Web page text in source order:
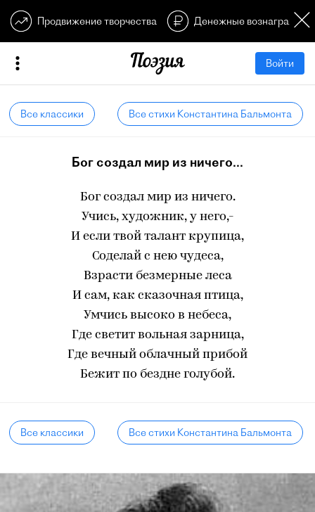
Продвижение творчества Денежные
Войти
Все классики Все стихи Константина Бальмонта
Бог создал мир из ничего...
Бог создал мир из ничего.
Учись, художник, у него,-
И если твой талант крупица,
Соделай с нею чудеса,
Взрасти безмерные леса
И сам, как сказочная птица,
Умчись высоко в небеса,
Где светит вольная зарница,
Где вечный облачный прибой
Бежит по бездне голубой.
Все классики Все стихи Константина Бальмонта